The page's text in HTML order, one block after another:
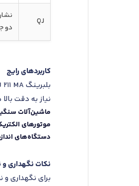
QJ
دو
کاربردهای رایج
نیاز به دقت
ماشین‌آلات
موتورهای
دستگاه‌های
نکات نگهداری